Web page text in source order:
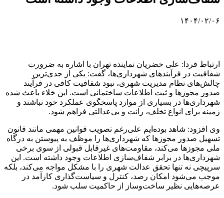
۱۴۰۴/۰۲/۰۶
ارتباط فردا: علی خضریان نماینده تهران با اشاره به ضرورت
شفافیت در فرآیندهای شهرداری‌ها، گفت: یکی از جدی‌ترین
چالش‌های نظام مدیریت شهری، نبود شفافیت کافی در فرآیند
صدور مجوزها و ثبت اطلاعات ساختمانی است. این خلاء باعث شده
شهرداری‌ها در بسیاری از موارد پاسخگوی عملکرد خود نباشند و
زمینه برای انواع تخلف، رانت و بی‌عدالتی فراهم شود.
وی افزود: شاهد بوده‌ایم علی‌رغم تصویب قوانین مهمی مانند قانون
تسهیل صدور مجوزها که شهرداری‌ها را موظف به پیوستن به درگاه
ملی مجوزها می‌کند، مقاومت‌های غیرقابل قبولی از سوی برخی
شهرداری‌ها در برابر شفاف‌سازی اطلاعات وجود داشته است. این
سرپیچی نه تنها تحقق عدالت شهری را با مشکل مواجه می‌کند، بلکه
موجب می‌شود امکان رصد، کنترل و سیاست‌گذاری کارآمد در
عرصه‌هایی نظیر ساخت‌وساز از حاکمیت سلب شود.